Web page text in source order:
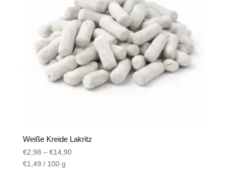
auf
der
Produktseite
gewählt
werden
Weiße Kreide Lakritz
€2,98 – €14,90
€1,49 / 100 g